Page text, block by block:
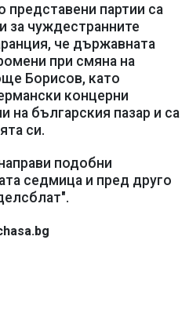
представени партии са
за чуждестранните
че държавната
при смяна на
Борисов, като
концерни
на българския пазар и са
си.
подобни
седмица и пред друго